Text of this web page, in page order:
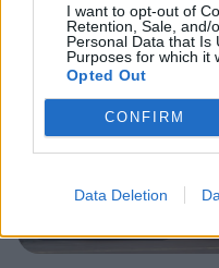
I want to opt-out of
Retention, Sale, and/
Personal Data that Is
Purposes for which it
Opted Out
CONFIRM
Data Deletion
1